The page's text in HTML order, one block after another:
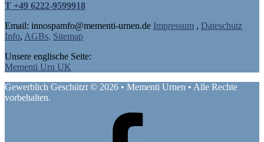
T +49 6222-9599918
Email: innospamfo@mementi-urnen.de Impressum , Dateschutz
Info, AGBs, Sitemap
Unsere englische Seite:
Mementi Urn UK
Gewerblich Geschützt © 2026 • Mementi Urnen • Alle Rechte
vorbehalten.